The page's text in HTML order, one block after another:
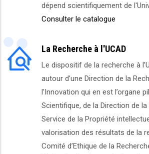
dépend scientifiquement de
Consulter le catalogue
La Recherche à l'UCAD
Le dispositif de la recherche à
autour d’une Direction de la
l'Innovation qui en est l’organe
Scientifique, de la Direction de
Service de la Propriété
valorisation des résultats de la
Comité d’Ethique de la